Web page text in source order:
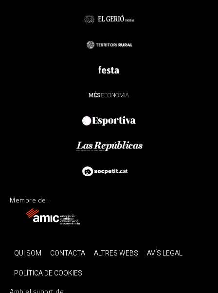
Membre de:
QUI SOM CONTACTA ALTRES WEBS
AVÍS LEGAL
POLÍTICA DE COOKIES